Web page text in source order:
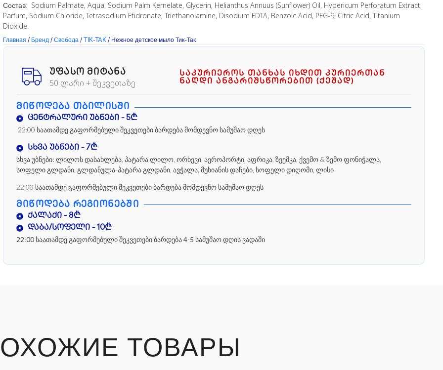
Состав: Sodium Palmate, Aqua, Sodium Palm Kernelate, Glycerin, Helianthus Annuus (Sunflower) Oil, Hypericum Perforatum Extract,
Parfum, Sodium Chloride, Tetrasodium Etidronate, Triethanolamine, Disodium EDTA, Benzoic Acid, PEG-9, Citric Acid, Titanium
Dioxide.
Главная / Бренд / Свобода / TIK-TAK / Нежное детское мыло Тик-Так
ᲣᲤᲐᲡᲝ ᲛᲘᲢᲐᲜᲐ
50 ლარი + შეკვეთაზე
საკურიეროს თანხას იხდით კურიერთან
ნაღდი ანგარიშსწორებით (ქეშად)
ᲛᲘᲬᲝᲓᲔᲑᲐ ᲗᲑᲘᲚᲘᲡᲨᲘ
ცენტრალური უბნები - 5₾
22:00 საათამდე გაფორმებული შეკვეთები ბარდება მომდევნო სამუშაო დღეს
სხვა უბნები - 7₾
სხვა უბნები: ლილოს დასახლება, პატარა ლილო, ორხევი, აეროპორტი, აფრიკა, ზეემკა, ქვემო & ზემო ფონიჭალა,
სოფელი გლდანი, გლდანულა-პატარა გლდანი, ავჭალა, მუხიანის დაჩები, სოფელი დიღომი, ლისი
22:00 საათამდე გაფორმებული შეკვეთები ბარდება მომდევნო სამუშაო დღეს
ᲛᲘᲬᲝᲓᲔᲑᲐ ᲠᲔᲒᲘᲝᲜᲔᲑᲨᲘ
ქალაქი - 8₾
დაბა/სოფელი - 10₾
22:00 საათამდე გაფორმებული შეკვეთები ბარდება 4-5 სამუშაო დღის ვადაში
ТОВАРЫ